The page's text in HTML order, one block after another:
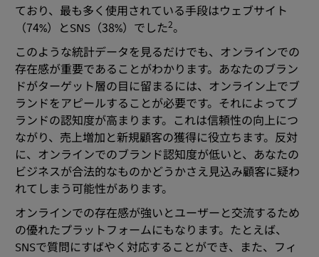
ており、最も多く使用されている手段はウェブサイト
（74%）とSNS（38%）でした2。
このような統計データを見るだけでも、オンラインでの
存在感が重要であることがわかります。あなたのブラン
ドがターゲット層の目に留まるには、オンライン上でブ
ランドをアピールすることが必要です。それによってブ
ランドの認知度が高まります。これは信頼性の向上につ
ながり、売上増加と新規顧客の獲得に役立ちます。反対
に、オンラインでのブランド認知度が低いと、あなたの
ビジネスが合法的なものかどうかさえ見込み顧客に疑わ
れてしまう可能性があります。
オンラインでの存在感が強いとユーザーと交流するため
の優れたプラットフォームにもなります。たとえば、
SNSで質問にすばやく対応することができ、また、フィ